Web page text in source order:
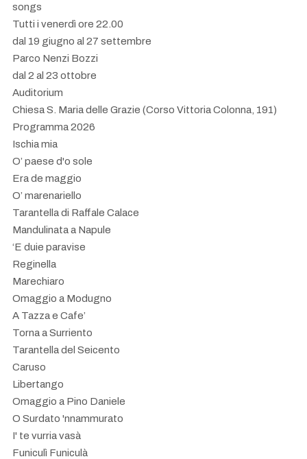
songs
Tutti i venerdì ore 22.00
dal 19 giugno al 27 settembre
Parco Nenzi Bozzi
dal 2 al 23 ottobre
Auditorium
Chiesa S. Maria delle Grazie (Corso Vittoria Colonna, 191)
Programma 2026
Ischia mia
O’ paese d'o sole
Era de maggio
O’ marenariello
Tarantella di Raffale Calace
Mandulinata a Napule
‘E duie paravise
Reginella
Marechiaro
Omaggio a Modugno
A Tazza e Cafe’
Torna a Surriento
Tarantella del Seicento
Caruso
Libertango
Omaggio a Pino Daniele
O Surdato 'nnammurato
I' te vurria vasà
Funiculì Funiculà